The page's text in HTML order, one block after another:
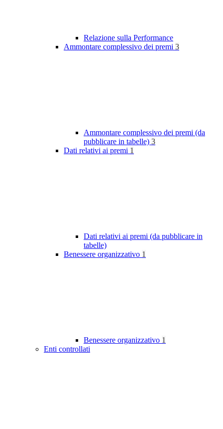
Relazione sulla Performance
Ammontare complessivo dei premi 3
Ammontare complessivo dei premi (da
pubblicare in tabelle) 3
Dati relativi ai premi 1
Dati relativi ai premi (da pubblicare in
tabelle)
Benessere organizzativo 1
Benessere organizzativo 1
Enti controllati